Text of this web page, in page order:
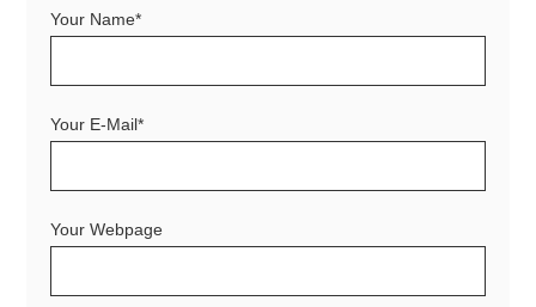
Your Name*
Your E-Mail*
Your Webpage